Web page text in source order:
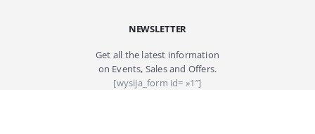
NEWSLETTER
Get all the latest information
on Events, Sales and Offers.
[wysija_form id= »1″]